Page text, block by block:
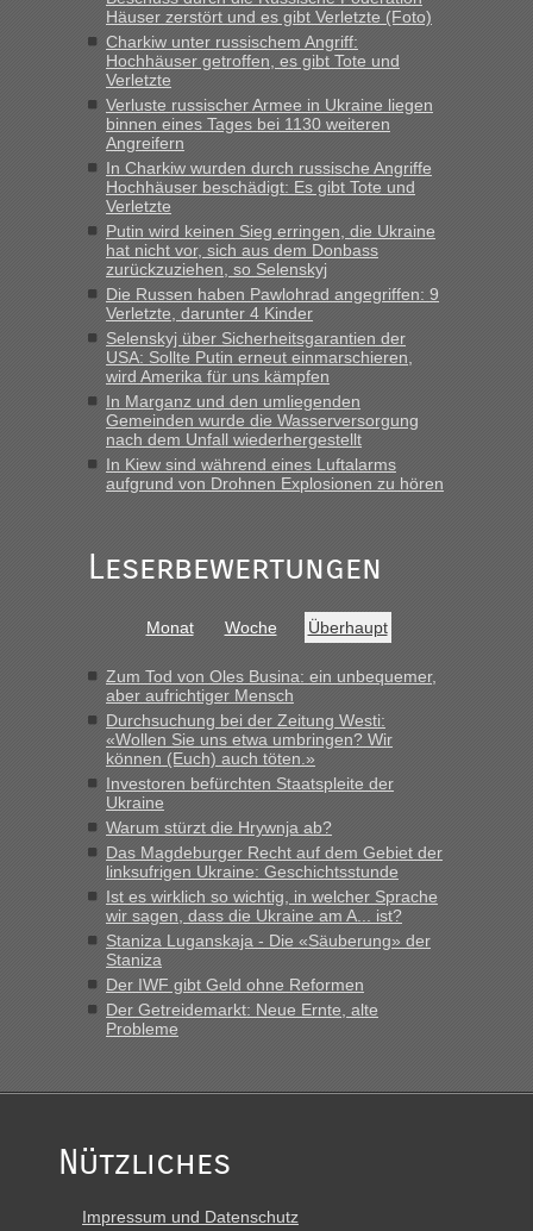
inBerichte und Reisetipps • Re: An welchem
Grenzübergang zwischen Polen und der Ukraine
geht es am schnellsten?
„Gestern 6 Stunden warten vor der Grenze Richtung Polen
in Krakowez mit dem Kleinbus. Abfertigung ging dann
schnell da auch Passagiere mit EU-Pass dabei waren“
Bernd D-UAinBerichte und Reisetipps • Re: An
welchem Grenzübergang zwischen Polen und
der Ukraine geht es am schnellsten?
„Bin am Montag 15.6.26 um 8 Uhr in Urgyniw ausgereist,
das erste Mal an einem Montagmorgen ca. 15 Fahrzeuge
vor mir, bin sonst der Erste oder Zweite, egal, nach ca 20
Minuten wurde dann die nächste Welle...“
Berichte und Reisetipps • Re: An welchem
Grenzübergang zwischen Polen und der Ukraine
geht es am schnellsten?
Polen. Zb. Krakovets 100 PKW ca. 10 h Wartezeit. Wollen
Montag rüber, versuchen es sehr früh.“
Häuser zerstört und es gibt Verletzte (Foto)
Charkiw unter russischem Angriff:
Hochhäuser getroffen, es gibt Tote und
Verletzte
Verluste russischer Armee in Ukraine liegen
binnen eines Tages bei 1130 weiteren
Angreifern
In Charkiw wurden durch russische Angriffe
Hochhäuser beschädigt: Es gibt Tote und
Verletzte
Putin wird keinen Sieg erringen, die Ukraine
hat nicht vor, sich aus dem Donbass
zurückzuziehen, so Selenskyj
Die Russen haben Pawlohrad angegriffen: 9
Verletzte, darunter 4 Kinder
Selenskyj über Sicherheitsgarantien der
USA: Sollte Putin erneut einmarschieren,
wird Amerika für uns kämpfen
In Marganz und den umliegenden
Gemeinden wurde die Wasserversorgung
nach dem Unfall wiederhergestellt
In Kiew sind während eines Luftalarms
aufgrund von Drohnen Explosionen zu hören
Leserbewertungen
Monat Woche Überhaupt
Zum Tod von Oles Busina: ein unbequemer,
aber aufrichtiger Mensch
Durchsuchung bei der Zeitung Westi:
«Wollen Sie uns etwa umbringen? Wir
können (Euch) auch töten.»
Investoren befürchten Staatspleite der
Ukraine
Warum stürzt die Hrywnja ab?
Das Magdeburger Recht auf dem Gebiet der
linksufrigen Ukraine: Geschichtsstunde
Ist es wirklich so wichtig, in welcher Sprache
wir sagen, dass die Ukraine am A... ist?
Staniza Luganskaja - Die «Säuberung» der
Staniza
Der IWF gibt Geld ohne Reformen
Der Getreidemarkt: Neue Ernte, alte
Probleme
Nützliches
Impressum und Datenschutz